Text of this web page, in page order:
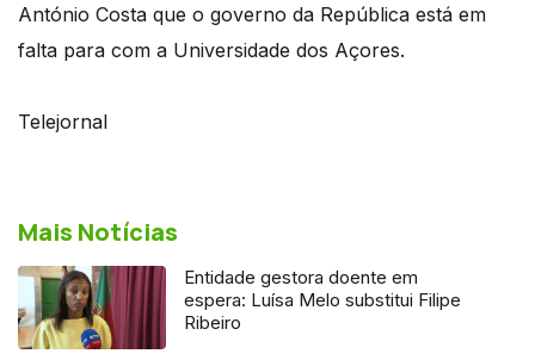
António Costa que o governo da República está em
falta para com a Universidade dos Açores.
Telejornal
Mais Notícias
Entidade gestora doente em
espera: Luísa Melo substitui Filipe
Ribeiro